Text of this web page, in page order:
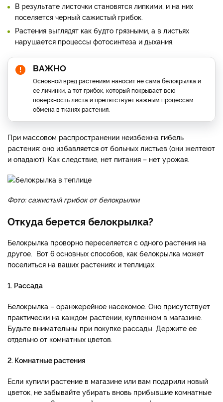
В результате листочки становятся липкими, и на них
поселяется черный сажистый грибок.
Растения выглядят как будто грязными, а в листьях
нарушается процессы фотосинтеза и дыхания.
ВАЖНО
Основной вред растениям наносит не сама белокрылка и
ее личинки, а тот грибок, который покрывает всю
поверхность листа и препятствует важным процессам
обмена в тканях растения.
При массовом распространении неизбежна гибель
растения: оно избавляется от больных листьев (они желтеют
и опадают). Как следствие, нет питания – нет урожая.
Фото: сажистый грибок от белокрылки
Откуда берется белокрылка?
Белокрылка проворно переселяется с одного растения на
другое. Вот 6 основных способов, как белокрылка может
поселиться на ваших растениях и теплицах.
1. Рассада
Белокрылка – оранжерейное насекомое. Оно присутствует
практически на каждом растении, купленном в магазине.
Будьте внимательны при покупке рассады. Держите ее
отдельно от комнатных цветов.
2. Комнатные растения
Если купили растение в магазине или вам подарили новый
цветок, не забывайте убирать вновь прибывшие комнатные